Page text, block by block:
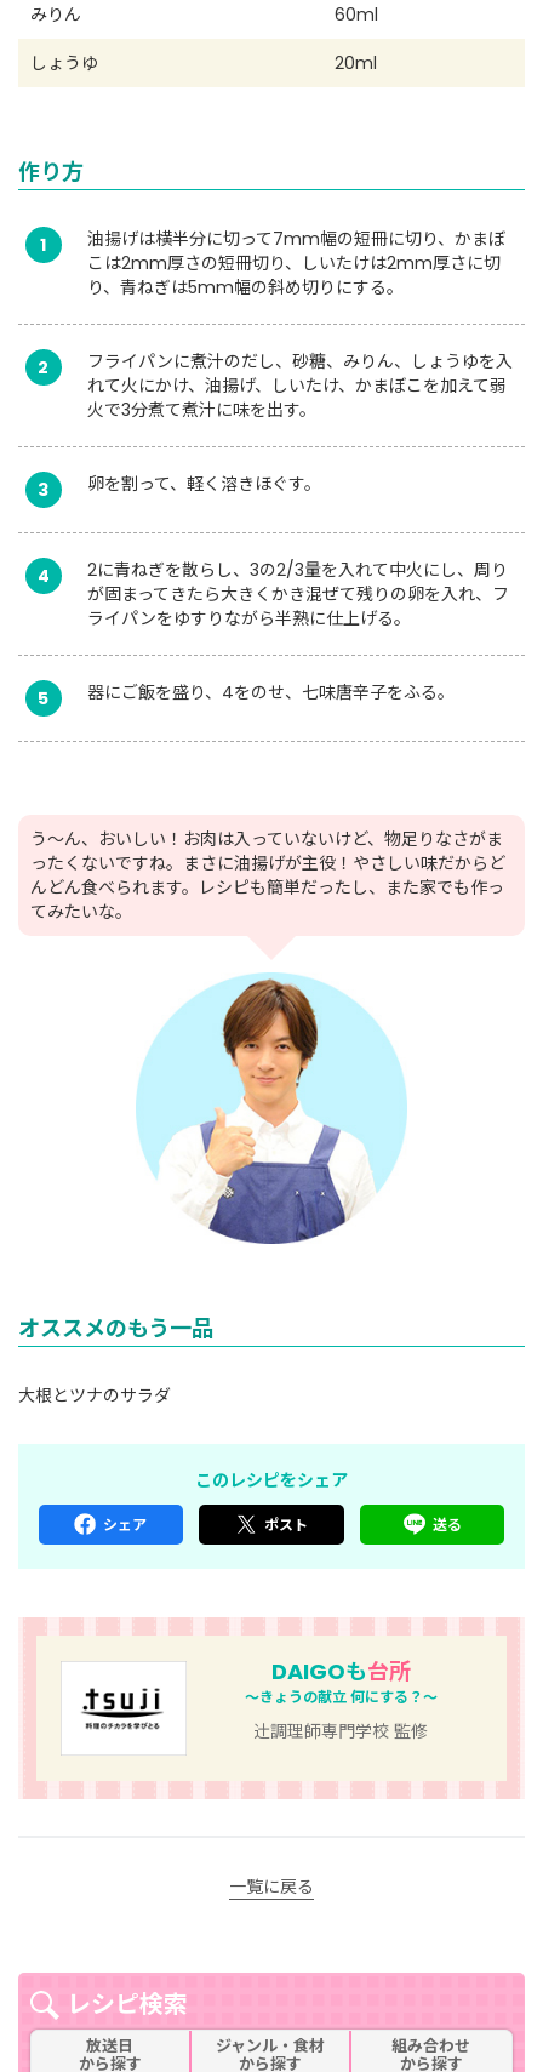
みりん
60ml
しょうゆ
20ml
作り方
1
油揚げは横半分に切って7mm幅の短冊に切り、かまぼ
こは2mm厚さの短冊切り、しいたけは2mm厚さに切
り、青ねぎは5mm幅の斜め切りにする。
2
フライパンに煮汁のだし、砂糖、みりん、しょうゆを入
れて火にかけ、油揚げ、しいたけ、かまぼこを加えて弱
火で3分煮て煮汁に味を出す。
3 卵を割って、軽く溶きほぐす。
4
2に青ねぎを散らし、3の2/3量を入れて中火にし、周り
が固まってきたら大きくかき混ぜて残りの卵を入れ、フ
ライパンをゆすりながら半熟に仕上げる。
5 器にご飯を盛り、4をのせ、七味唐辛子をふる。
う～ん、おいしい！お肉は入っていないけど、物足りなさがま
ったくないですね。まさに油揚げが主役！やさしい味だからど
んどん食べられます。レシピも簡単だったし、また家でも作っ
てみたいな。
オススメのもう一品
大根とツナのサラダ
このレシピをシェア
シェア ポスト 送る
DAIGOも台所
～きょうの献立 何にする？～
辻󠄀調理師専門学校 監修
一覧に戻る
レシピ検索
放送日
から探す
ジャンル・食材
から探す
組み合わせ
から探す